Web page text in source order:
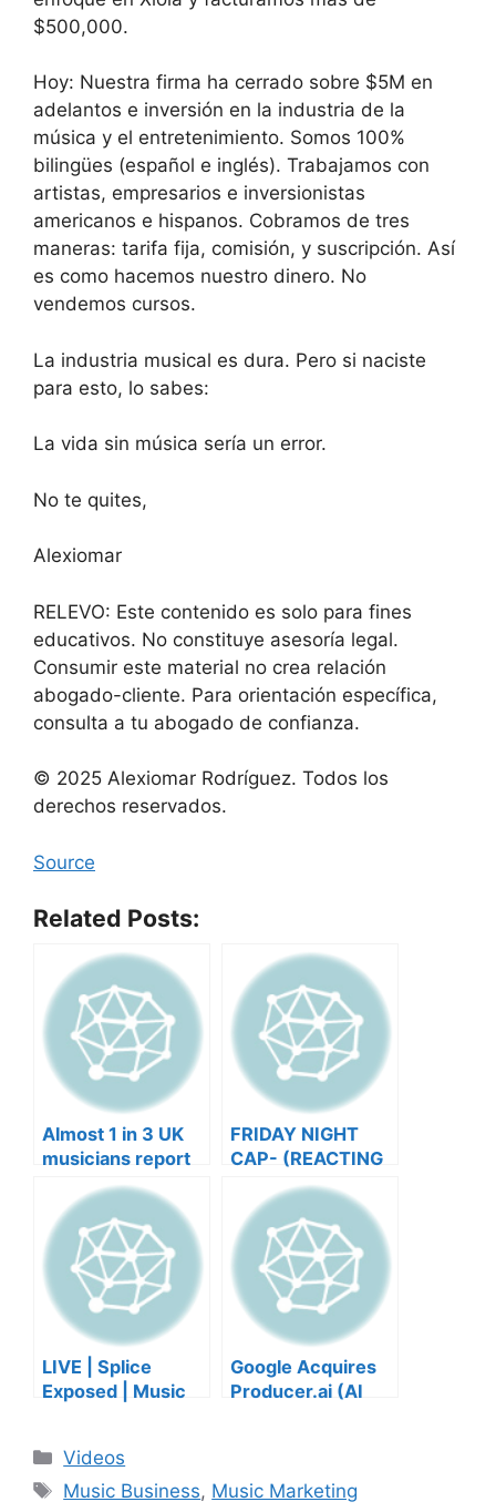
$500,000.
Hoy: Nuestra firma ha cerrado sobre $5M en
adelantos e inversión en la industria de la
música y el entretenimiento. Somos 100%
bilingües (español e inglés). Trabajamos con
artistas, empresarios e inversionistas
americanos e hispanos. Cobramos de tres
maneras: tarifa fija, comisión, y suscripción. Así
es como hacemos nuestro dinero. No
vendemos cursos.
La industria musical es dura. Pero si naciste
para esto, lo sabes:
La vida sin música sería un error.
No te quites,
Alexiomar
RELEVO: Este contenido es solo para fines
educativos. No constituye asesoría legal.
Consumir este material no crea relación
abogado-cliente. Para orientación específica,
consulta a tu abogado de confianza.
© 2025 Alexiomar Rodríguez. Todos los
derechos reservados.
Source
Related Posts:
Almost 1 in 3 UK
musicians report
negative mental
wellbeing |
Musicians’ Union
FRIDAY NIGHT
CAP- (REACTING
TO YOUR SONGS
GET IN
HEEERRREEE)
LIVE | Splice
Exposed | Music
Lawyer | Music
Business Podcast
Google Acquires
Producer.ai (AI
Categories
Videos
Tags
Music Business, Music Marketing